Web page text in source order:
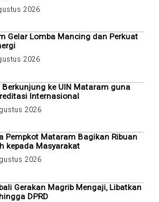
2026
Gelar Lomba Mancing dan Perkuat
2026
ke UIN Mataram guna
Internasional
2026
Pempkot Mataram Bagikan Ribuan
kepada Masyarakat
2026
Gerakan Magrib Mengaji, Libatkan
DPRD